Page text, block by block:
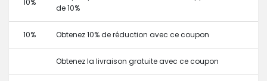
10%
de 10%
10% Obtenez 10% de réduction avec ce coupon
Obtenez la livraison gratuite avec ce coupon